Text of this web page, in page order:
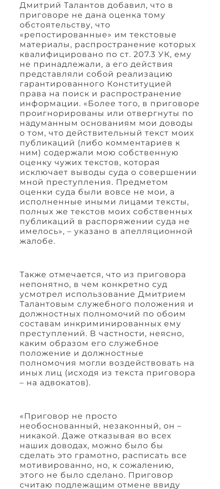
Дмитрий Талантов добавил, что в
приговоре не дана оценка тому
обстоятельству, что
«репостированные» им текстовые
материалы, распространение которых
квалифицировано по ст. 207.3 УК, ему
не принадлежали, а его действия
представляли собой реализацию
гарантированного Конституцией
права на поиск и распространение
информации. «Более того, в приговоре
проигнорированы или отвергнуты по
надуманным основаниям мои доводы
о том, что действительный текст моих
публикаций (либо комментариев к
ним) содержали мою собственную
оценку чужих текстов, которая
исключает выводы суда о совершении
мной преступления. Предметом
оценки суда были вовсе не мои, а
исполненные иными лицами тексты,
полных же текстов моих собственных
публикаций в распоряжении суда не
имелось», – указано в апелляционной
жалобе.
Также отмечается, что из приговора
непонятно, в чем конкретно суд
усмотрел использование Дмитрием
Талантовым служебного положения и
должностных полномочий по обоим
составам инкриминированных ему
преступлений. В частности, неясно,
каким образом его служебное
положение и должностные
полномочия могли воздействовать на
иных лиц (исходя из текста приговора
– на адвокатов).
«Приговор не просто
необоснованный, незаконный, он –
никакой. Даже отказывая во всех
наших доводах, можно было бы
сделать это грамотно, расписать все
мотивированно, но, к сожалению,
этого не было сделано. Приговор
считаю подлежащим отмене ввиду